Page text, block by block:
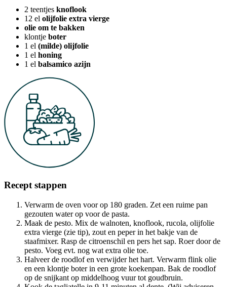
2 teentjes knoflook
12 el olijfolie extra vierge
olie om te bakken
klontje boter
1 el (milde) olijfolie
1 el honing
1 el balsamico azijn
Recept stappen
Verwarm de oven voor op 180 graden. Zet een ruime pan
gezouten water op voor de pasta.
Maak de pesto. Mix de walnoten, knoflook, rucola, olijfolie
extra vierge (zie tip), zout en peper in het bakje van de
staafmixer. Rasp de citroenschil en pers het sap. Roer door de
pesto. Voeg evt. nog wat extra olie toe.
Halveer de roodlof en verwijder het hart. Verwarm flink olie
en een klontje boter in een grote koekenpan. Bak de roodlof
op de snijkant op middelhoog vuur tot goudbruin.